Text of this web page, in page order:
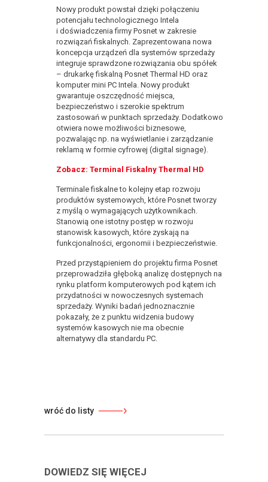
Nowy produkt powstał dzięki połączeniu
potencjału technologicznego Intela
i doświadczenia firmy Posnet w zakresie
rozwiązań fiskalnych. Zaprezentowana nowa
koncepcja urządzeń dla systemów sprzedaży
integruje sprawdzone rozwiązania obu spółek
– drukarkę fiskalną Posnet Thermal HD oraz
komputer mini PC Intela. Nowy produkt
gwarantuje oszczędność miejsca,
bezpieczeństwo i szerokie spektrum
zastosowań w punktach sprzedaży. Dodatkowo
otwiera nowe możliwości biznesowe,
pozwalając np. na wyświetlanie i zarządzanie
reklamą w formie cyfrowej (digital signage).
Zobacz: Terminal Fiskalny Thermal HD
Terminale fiskalne to kolejny etap rozwoju
produktów systemowych, które Posnet tworzy
z myślą o wymagających użytkownikach.
Stanowią one istotny postęp w rozwoju
stanowisk kasowych, które zyskają na
funkcjonalności, ergonomii i bezpieczeństwie.
Przed przystąpieniem do projektu firma Posnet
przeprowadziła głęboką analizę dostępnych na
rynku platform komputerowych pod kątem ich
przydatności w nowoczesnych systemach
sprzedaży. Wyniki badań jednoznacznie
pokazały, że z punktu widzenia budowy
systemów kasowych nie ma obecnie
alternatywy dla standardu PC.
wróć do listy
DOWIEDZ SIĘ WIĘCEJ